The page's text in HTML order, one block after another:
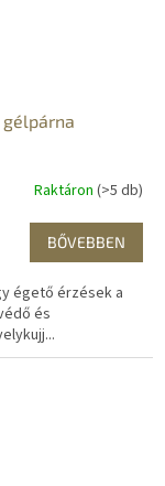
Raktáron (>5 db)
BŐVEBBEN
égető érzések a
és